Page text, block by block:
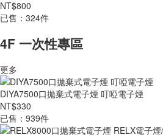
NT$800
已售：324件
4F 一次性專區
更多
DIYA7500口拋棄式電子煙 叮啞電子煙
NT$330
已售：939件